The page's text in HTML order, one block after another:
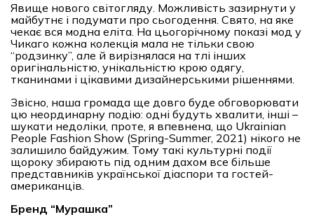
Явище нового світогляду. Можливість зазирнути у
майбутнє і подумати про сьогодення. Свято, на яке
чекає вся модна еліта. На цьогорічному показі мод у
Чикаго кожна колекція мала не тільки свою
“родзинку”, але й вирізнялася на тлі інших
оригінальністю, унікальністю крою одягу,
тканинами і цікавими дизайнерськими рішеннями.
Звісно, наша громада ще довго буде обговорювати
цю неординарну подію: одні будуть хвалити, інші –
шукати недоліки, проте, я впевнена, що Ukrainian
People Fashion Show (Spring-Summer, 2021) нікого не
залишило байдужим. Тому такі культурні події
щороку збирають під одним дахом все більше
представників української діаспори та гостей-
американців.
Бренд “Мурашка”